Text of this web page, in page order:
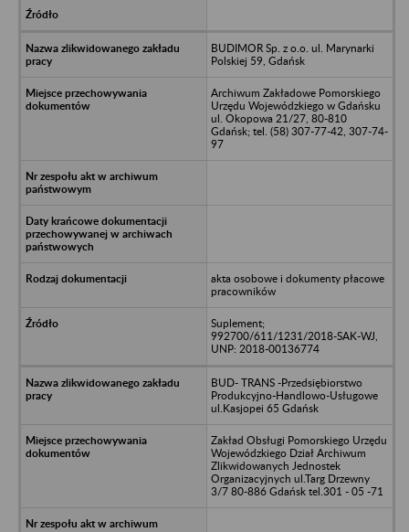
BUDIMOR Sp. z o.o. ul. Marynarki
Polskiej 59, Gdańsk
Archiwum Zakładowe Pomorskiego
Urzędu Wojewódzkiego w Gdańsku
ul. Okopowa 21/27, 80-810
Gdańsk; tel. (58) 307-77-42, 307-74-
97
akta osobowe i dokumenty płacowe
pracowników
Suplement;
992700/611/1231/2018-SAK-WJ,
UNP: 2018-00136774
BUD- TRANS -Przedsiębiorstwo
Produkcyjno-Handlowo-Usługowe
ul.Kasjopei 65 Gdańsk
Zakład Obsługi Pomorskiego Urzędu
Wojewódzkiego Dział Archiwum
Zlikwidowanych Jednostek
Organizacyjnych ul.Targ Drzewny
3/7 80-886 Gdańsk tel.301 - 05 -71